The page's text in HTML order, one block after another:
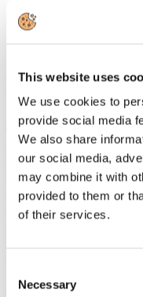
This website uses
We use cookies to
provide social media
We also share
our social media,
may combine it with
provided to them or
of their services.
Selection
Necessary
dopo il nuovo accordo sui
febbraio da Federterme-
opportunità dei
L’occasione è il
TERMALE. Sanità,
organizzato da
Confindustria Alberghi,
Padova che si terrà
Pietro d’Abano di Abano
I lavori saranno aperti da
Terme e Turismo
Sanità e Sociale Regione
Federterme per